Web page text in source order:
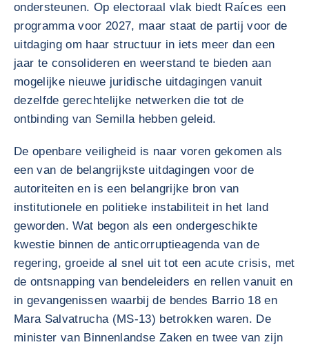
ondersteunen. Op electoraal vlak biedt Raíces een
programma voor 2027, maar staat de partij voor de
uitdaging om haar structuur in iets meer dan een
jaar te consolideren en weerstand te bieden aan
mogelijke nieuwe juridische uitdagingen vanuit
dezelfde gerechtelijke netwerken die tot de
ontbinding van Semilla hebben geleid.
De openbare veiligheid is naar voren gekomen als
een van de belangrijkste uitdagingen voor de
autoriteiten en is een belangrijke bron van
institutionele en politieke instabiliteit in het land
geworden. Wat begon als een ondergeschikte
kwestie binnen de anticorruptieagenda van de
regering, groeide al snel uit tot een acute crisis, met
de ontsnapping van bendeleiders en rellen vanuit en
in gevangenissen waarbij de bendes Barrio 18 en
Mara Salvatrucha (MS-13) betrokken waren. De
minister van Binnenlandse Zaken en twee van zijn